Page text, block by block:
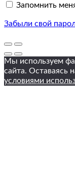
Запомнить
Забыли свой
Мы используем
сайта. Оставаясь
условиями